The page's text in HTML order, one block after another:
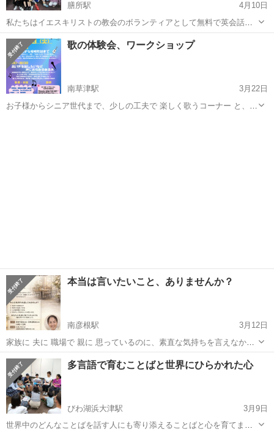
膳所駅
4月10日
私たちはイエスキリストの教会のボランティアとして無料で英会話を
教えます！毎週水曜と金曜日に7時から8時までです！
滋賀 大津市 膳所駅 ワークショップ 無料
歌の体験会、ワークショップ
南草津駅
3月22日
お子様からシニア世代まで、少しの工夫で 楽しく歌うコーナー と、声
本当は言いたいこと、ありませんか？
南彦根駅
3月12日
家族に 夫に 職場で 親に 思っているのに、素直な気持ちを言えなかっ
たり、飲み込んでしまったり、我慢してしまったりすること、ありま
せんか？ そんな自分でも気づかなかった気持ちを話してみませんか？
🌸あなたの本音に気づく...
滋賀 彦根市 南彦根駅 ワークショップ
多言語で育むことばと世界にひらかれた心
びわ湖浜大津駅
3月9日
世界中のどんなことばを話す人にも寄り添えることばと心を育てませ